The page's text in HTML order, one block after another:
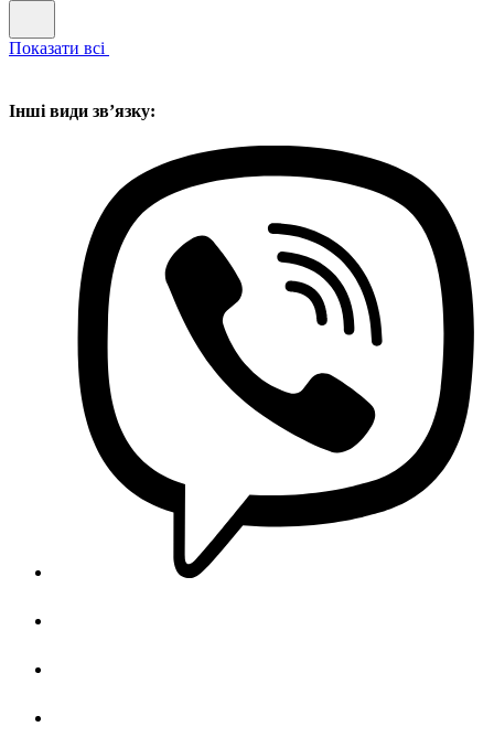
Показати всі
Інші види звʼязку: